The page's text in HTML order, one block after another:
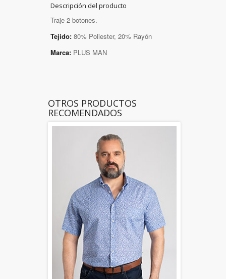
Descripción del producto
Traje 2 botones.
Tejido: 80% Poliester, 20% Rayón
Marca: PLUS MAN
OTROS PRODUCTOS
RECOMENDADOS